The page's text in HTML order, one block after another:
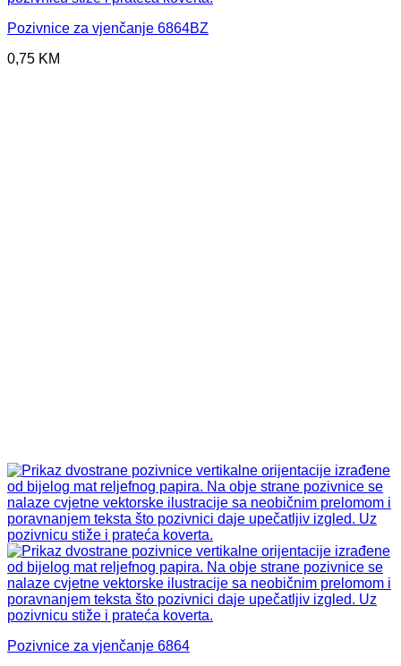
Pozivnice za vjenčanje 6864BZ
0,75 KM
Pozivnice za vjenčanje 6864